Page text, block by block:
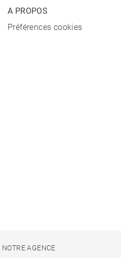
A PROPOS
Préférences cookies
NOTRE AGENCE